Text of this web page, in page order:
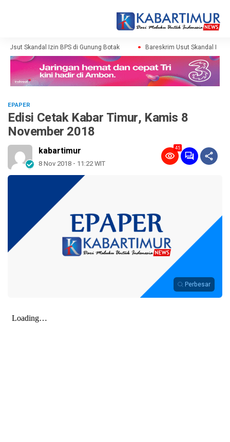
Usut Skandal Izin BPS di Gunung Botak Bareskrim Usut Skandal Izin
EPAPER
Edisi Cetak Kabar Timur, Kamis 8
November 2018
kabartimur
8 Nov 2018 - 11:22 WIT
45
Perbesar